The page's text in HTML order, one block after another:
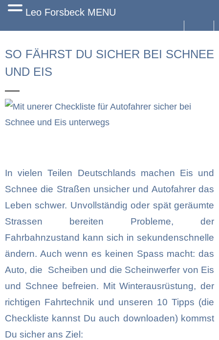
Firmenkunden
Services
SO FÄHRST DU SICHER BEI SCHNEE
UND EIS
In vielen Teilen Deutschlands machen Eis und
Schnee die Straßen unsicher und Autofahrer das
Leben schwer. Unvollständig oder spät geräumte
Strassen bereiten Probleme, der
Fahrbahnzustand kann sich in sekundenschnelle
ändern. Auch wenn es keinen Spass macht: das
Auto, die Scheiben und die Scheinwerfer von Eis
und Schnee befreien. Mit Winterausrüstung, der
richtigen Fahrtechnik und unseren 10 Tipps (die
Checkliste kannst Du auch downloaden) kommst
Du sicher ans Ziel:
Leo Forsbeck MENU